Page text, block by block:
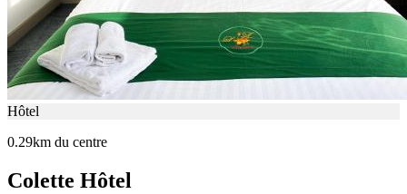
Hôtel
0.29km du centre
Colette Hôtel